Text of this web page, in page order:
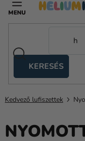
KERESÉS
sátrak
Kanekalon
Hélium
és
Kedvező lufiszettek